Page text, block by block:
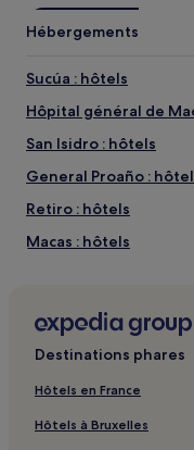
Hébergements
Sucúa : hôtels
Hôpital général de
San Isidro : hôtels
General Proaño :
Retiro : hôtels
Macas : hôtels
Sinaï : hôtels
Sucúa : hôtels
Destinations phares
Hôtels en France
Hôtels à Bruxelles